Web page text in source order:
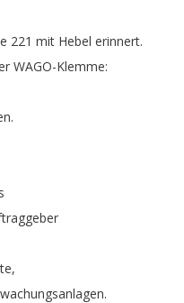
221 mit Hebel erinnert.
WAGO-Klemme:
.
,
.